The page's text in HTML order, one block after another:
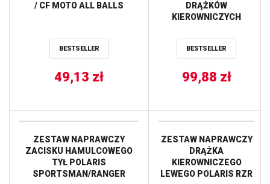
/ CF MOTO ALL BALLS
BESTSELLER
49,13 zł
DRĄŻKÓW
KIEROWNICZYCH
RANGER 325/570
ETX/CREW/EPS/EU/HD,
20/XP/DYNAMIX/RIDE
COMMAND/XP4/ XT
ALL BALLS
BESTSELLER
99,88 zł
ZESTAW NAPRAWCZY
ZACISKU HAMULCOWEGO
TYŁ POLARIS
SPORTSMAN/RANGER
ZESTAW NAPRAWCZY
DRĄŻKA
KIEROWNICZEGO
LEWEGO POLARIS RZR